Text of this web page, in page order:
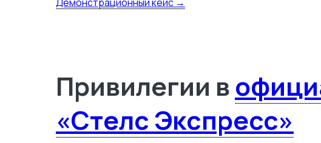
Привилегии в
«Стелс Экспресс»